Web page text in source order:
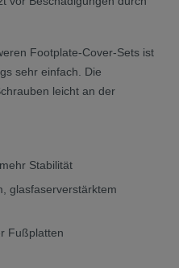
Footplate-Cover-Sets ist
sehr einfach. Die
leicht an der
Stabilität
glasfaserverstärktem
Fußplatten